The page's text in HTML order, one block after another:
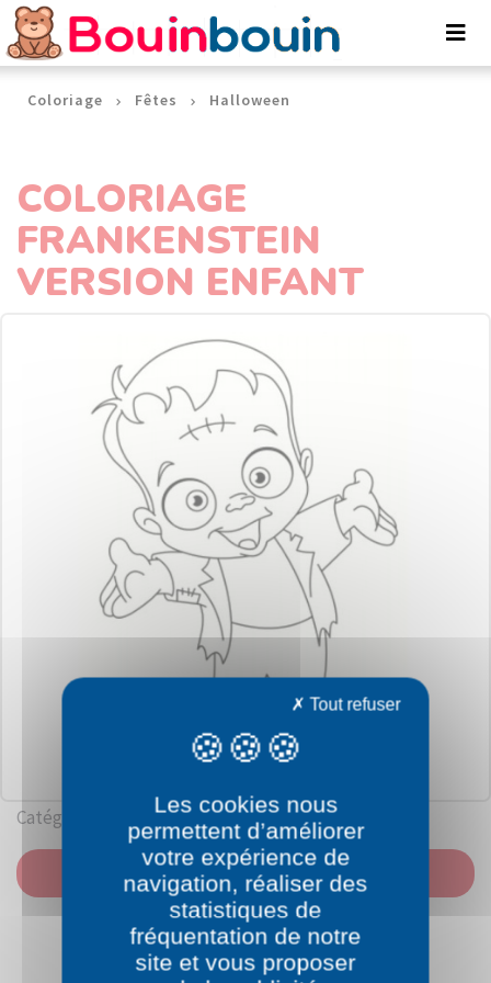
Coloriage Fêtes Halloween
COLORIAGE
FRANKENSTEIN
VERSION ENFANT
Catégorie: Halloween
IMPRIMER
Panneau de gestion des cookies
Les cookies nous
permettent d’améliorer
votre expérience de
navigation, réaliser des
statistiques de
fréquentation de notre
site et vous proposer
Tout refuser